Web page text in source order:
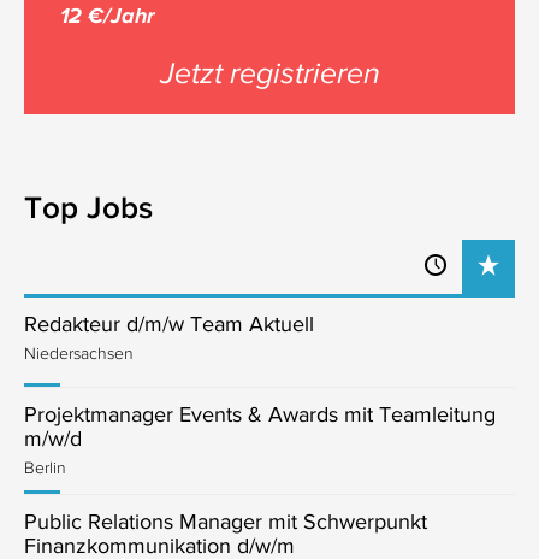
12 €/Jahr
Jetzt registrieren
Top Jobs
Redakteur d/m/w Team Aktuell
Niedersachsen
Projektmanager Events & Awards mit Teamleitung
m/w/d
Berlin
Public Relations Manager mit Schwerpunkt
Finanzkommunikation d/w/m